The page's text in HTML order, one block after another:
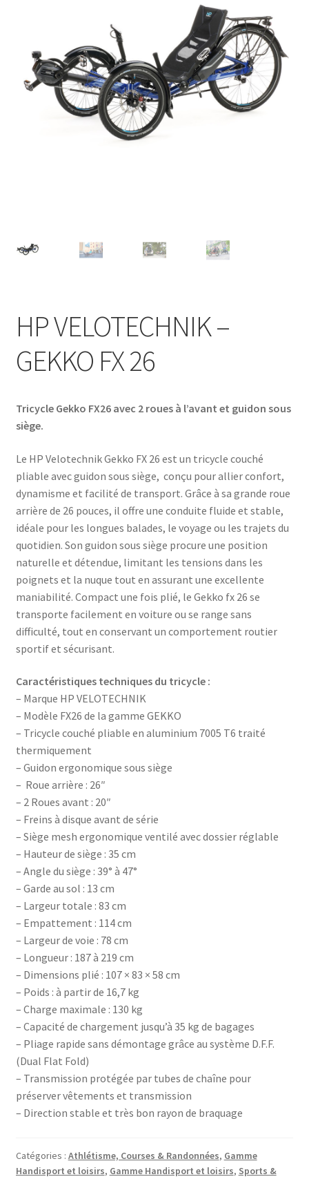
HP VELOTECHNIK –
GEKKO FX 26
Tricycle Gekko FX26 avec 2 roues à l’avant et guidon sous
siège.
Le HP Velotechnik Gekko FX 26 est un tricycle couché
pliable avec guidon sous siège, conçu pour allier confort,
dynamisme et facilité de transport. Grâce à sa grande roue
arrière de 26 pouces, il offre une conduite fluide et stable,
idéale pour les longues balades, le voyage ou les trajets du
quotidien. Son guidon sous siège procure une position
naturelle et détendue, limitant les tensions dans les
poignets et la nuque tout en assurant une excellente
maniabilité. Compact une fois plié, le Gekko fx 26 se
transporte facilement en voiture ou se range sans
difficulté, tout en conservant un comportement routier
sportif et sécurisant.
Caractéristiques techniques du tricycle :
– Marque HP VELOTECHNIK
– Modèle FX26 de la gamme GEKKO
– Tricycle couché pliable en aluminium 7005 T6 traité
thermiquement
– Guidon ergonomique sous siège
– Roue arrière : 26″
– 2 Roues avant : 20″
– Freins à disque avant de série
– Siège mesh ergonomique ventilé avec dossier réglable
– Hauteur de siège : 35 cm
– Angle du siège : 39° à 47°
– Garde au sol : 13 cm
– Largeur totale : 83 cm
– Empattement : 114 cm
– Largeur de voie : 78 cm
– Longueur : 187 à 219 cm
– Dimensions plié : 107 × 83 × 58 cm
– Poids : à partir de 16,7 kg
– Charge maximale : 130 kg
– Capacité de chargement jusqu’à 35 kg de bagages
– Pliage rapide sans démontage grâce au système D.F.F.
(Dual Flat Fold)
– Transmission protégée par tubes de chaîne pour
préserver vêtements et transmission
– Direction stable et très bon rayon de braquage
Catégories : Athlétisme, Courses & Randonnées, Gamme
Handisport et loisirs, Gamme Handisport et loisirs, Sports &